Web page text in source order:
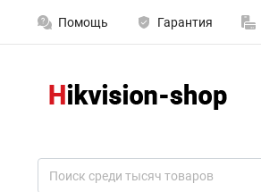
Помощь Гарантия